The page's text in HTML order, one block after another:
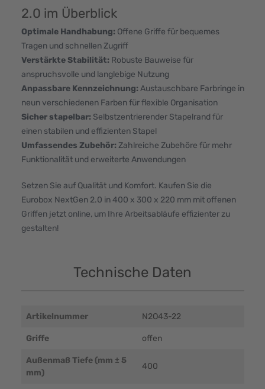
2.0 im Überblick
Optimale Handhabung: Offene Griffe für bequemes
Tragen und schnellen Zugriff
Verstärkte Stabilität: Robuste Bauweise für
anspruchsvolle und langlebige Nutzung
Anpassbare Kennzeichnung: Austauschbare Farbringe in
neun verschiedenen Farben für flexible Organisation
Sicher stapelbar: Selbstzentrierender Stapelrand für
einen stabilen und effizienten Stapel
Umfassendes Zubehör: Zahlreiche Zubehöre für mehr
Funktionalität und erweiterte Anwendungen
Setzen Sie auf Qualität und Komfort. Kaufen Sie die
Eurobox NextGen 2.0 in 400 x 300 x 220 mm mit offenen
Griffen jetzt online, um Ihre Arbeitsabläufe effizienter zu
gestalten!
Technische Daten
Artikelnummer N2O43-22
Griffe offen
Außenmaß Tiefe (mm ± 5
mm)
400